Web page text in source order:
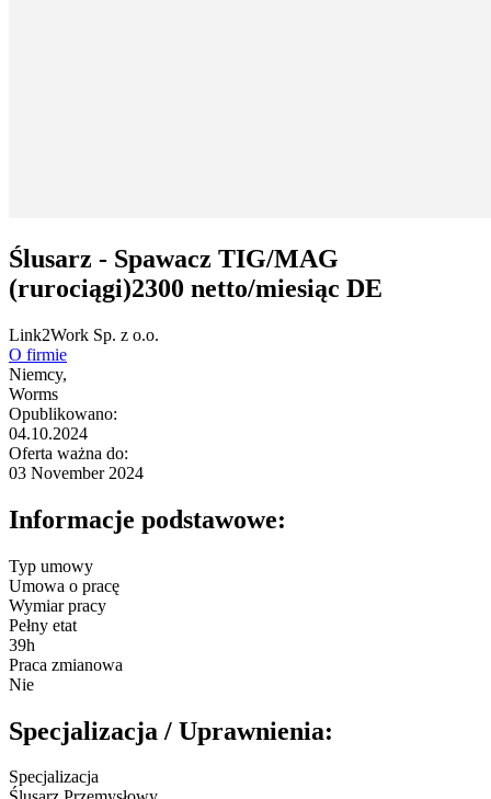
Ślusarz - Spawacz TIG/MAG
(rurociągi)2300 netto/miesiąc DE
Link2Work Sp. z o.o.
O firmie
Niemcy,
Worms
Opublikowano:
04.10.2024
Oferta ważna do:
03 November 2024
Informacje podstawowe:
Typ umowy
Umowa o pracę
Wymiar pracy
Pełny etat
39h
Praca zmianowa
Nie
Specjalizacja / Uprawnienia:
Specjalizacja